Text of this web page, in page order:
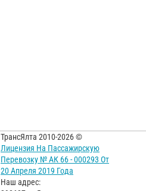
ТрансЯлта 2010-2026 ©
Лицензия На Пассажирскую
Перевозку № АК 66 - 000293 От
20 Апреля 2019 Года
Наш адрес: